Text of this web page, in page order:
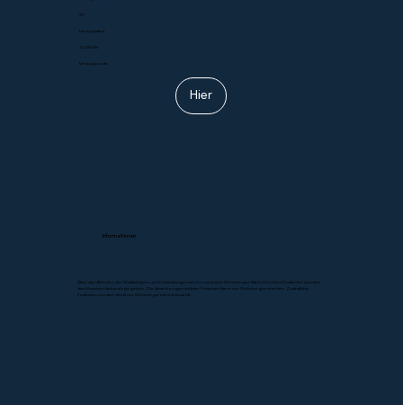
29
Umzugsstart
14.00 Uhr
Umzugsroute
Hier
Informationen
Über das Abholen der Wettspielpins und Festzeitungen wird in rund zwei Wochen per Mail informiert. Festkarten werden
den Vereinen keine abgegeben. Die Anzahl angemeldeter Festessen kann vor Ort bezogen werden. Zusätzliche
Festessen werden direkt vor Ort nachgelöst und bezahlt.